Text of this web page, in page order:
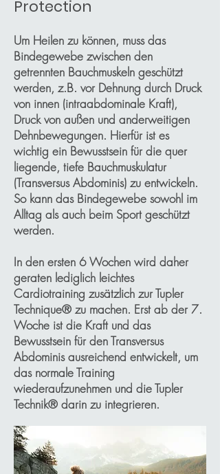
Protection
Um Heilen zu können, muss das
Bindegewebe zwischen den
getrennten Bauchmuskeln geschützt
werden, z.B. vor Dehnung durch Druck
von innen (intraabdominale Kraft),
Druck von außen und anderweitigen
Dehnbewegungen. Hierfür ist es
wichtig ein Bewusstsein für die quer
liegende, tiefe Bauchmuskulatur
(Transversus Abdominis) zu entwickeln.
So kann das Bindegewebe sowohl im
Alltag als auch beim Sport geschützt
werden.
In den ersten 6 Wochen wird daher
geraten lediglich leichtes
Cardiotraining zusätzlich zur Tupler
Technique® zu machen. Erst ab der 7.
Woche ist die Kraft und das
Bewusstsein für den Transversus
Abdominis ausreichend entwickelt, um
das normale Training
wiederaufzunehmen und die Tupler
Technik® darin zu integrieren.